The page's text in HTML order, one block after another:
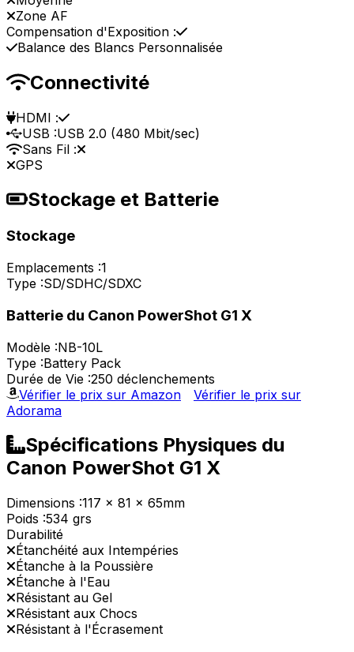
Zone AF
Compensation d'Exposition :
Balance des Blancs Personnalisée
Connectivité
HDMI :
USB :USB 2.0 (480 Mbit/sec)
Sans Fil :
GPS
Stockage et Batterie
Stockage
Emplacements :1
Type :SD/SDHC/SDXC
Batterie du Canon PowerShot G1 X
Modèle :NB-10L
Type :Battery Pack
Durée de Vie :250 déclenchements
Vérifier le prix sur Amazon
Vérifier le prix sur
Adorama
Spécifications Physiques du
Canon PowerShot G1 X
Dimensions :117 x 81 x 65mm
Poids :534 grs
Durabilité
Étanchéité aux Intempéries
Étanche à la Poussière
Étanche à l'Eau
Résistant au Gel
Résistant aux Chocs
Résistant à l'Écrasement